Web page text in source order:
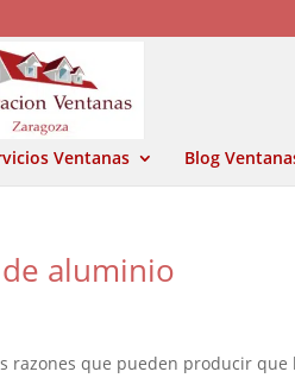
Ventanas Blog
aluminio
razones que pueden producir que